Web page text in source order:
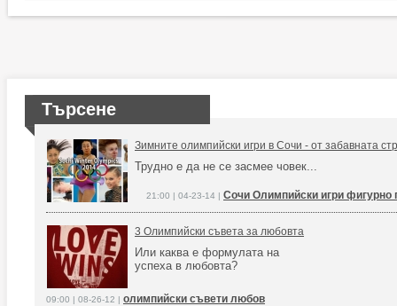
Търсене
Зимните олимпийски игри в Сочи - от забавната
Трудно е да не се засмее човек...
21:00 | 04-23-14 | Сочи Олимпийски игри фигурно
3 Олимпийски съвета за любовта
Или каква е формулата на
успеха в любовта?
09:00 | 08-26-12 | олимпийски съвети любов